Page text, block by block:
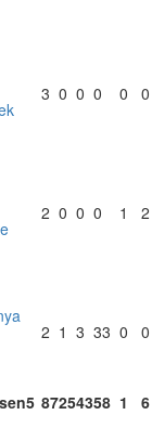
3 0 0 0 0 0
2 0 0 0 1 2
2 1 3 33 0 0
5 87254358 1 6